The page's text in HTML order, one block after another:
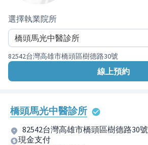
選擇執業院所
82542台灣高雄市橋頭區樹德路30號
線上預約
橋頭馬光中醫診所
82542台灣高雄市橋頭區樹德路30號
現金支付